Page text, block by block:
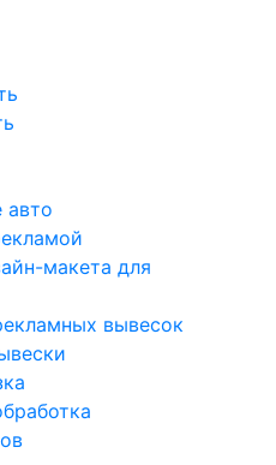
авто
макета для
вывесок